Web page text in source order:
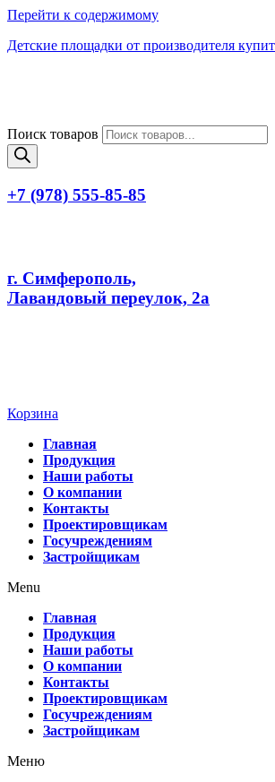
Перейти к содержимому
Детские площадки от производителя
Поиск товаров
+7 (978) 555-85-85
г. Симферополь,
Лавандовый переулок, 2а
Корзина
Главная
Продукция
Наши работы
О компании
Контакты
Проектировщикам
Госучреждениям
Застройщикам
Menu
Главная
Продукция
Наши работы
О компании
Контакты
Проектировщикам
Госучреждениям
Застройщикам
Меню